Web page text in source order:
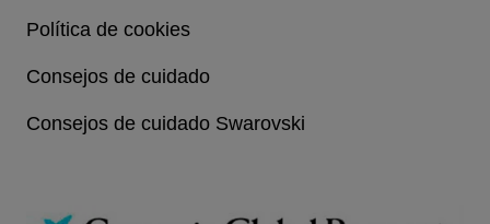
Política de cookies
Consejos de cuidado
Consejos de cuidado Swarovski